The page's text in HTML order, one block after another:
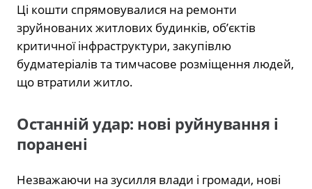
Ці кошти спрямовувалися на ремонти
зруйнованих житлових будинків, об’єктів
критичної інфраструктури, закупівлю
будматеріалів та тимчасове розміщення людей,
що втратили житло.
Останній удар: нові руйнування і
поранені
Незважаючи на зусилля влади і громади, нові